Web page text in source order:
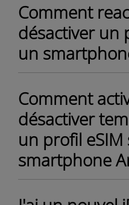
Comment
désactiver un
un
Comment
désactiver
un profil
smartphone